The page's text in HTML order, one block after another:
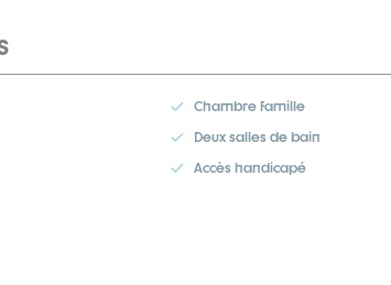
Chambre famille
Deux salles de bain
Accès handicapé